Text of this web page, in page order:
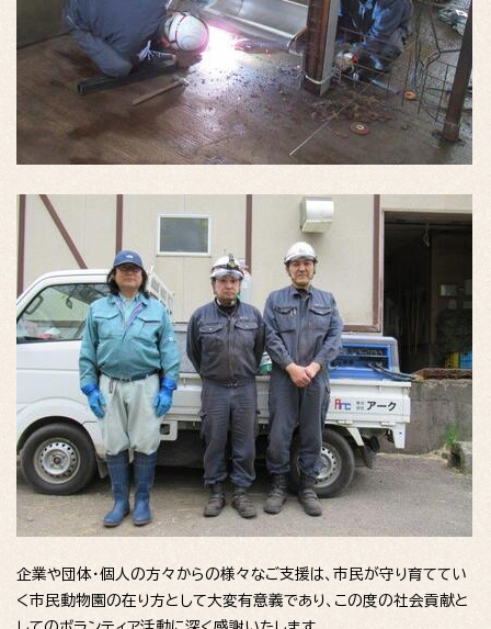
企業や団体・個人の方々からの様々なご支援は、市民が守り育ててい
く市民動物園の在り方として大変有意義であり、この度の社会貢献と